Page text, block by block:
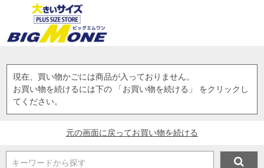
現在、買い物かごには商品が入っておりません。
お買い物を続けるには下の 「お買い物を続ける」 をクリックし
てください。
元の画面に戻ってお買い物を続ける
キーワードから探す